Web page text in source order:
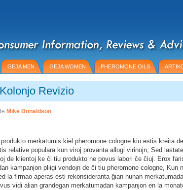
GEJA MEN GEJA WOMEN PHEROMONE OILS
Revizio
Mike Donaldson
merkatumis kiel pheromone cologne kiu estis kreita
relative populara kun viroj provanta allogi virinojn, Sed
de klientoj ke ĉi tiu produkto ne povus labori ĉe ĉiuj. Erox
kampanjon pliigi vendojn de ĉi tiu pheromone cologne, Kun
la firmao aperas esti rekonsideranta ĝian nunan
vidi alian grandegan merkatumadan kampanjon en la